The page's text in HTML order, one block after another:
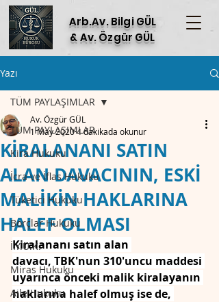
Arb.Av. Bilgi GÜL
& Av. Özgür GÜL
Yazı
TÜM PAYLAŞIMLAR
Kira Hukuku
İcra ve İflas Hukuku
Tüketici Hukuku
Borçlar Hukuku
İ.Y.U.K.
Miras Hukuku
Aile Hukuku
TÜM PAYLAŞIMLAR
KİRALANANI SATIN
ALAN DAVACININ, ESKİ
MALİKİN HAKLARINA
HALEF OLMASI
Av. Özgür GÜL
1 May 20204 dakikada okunur
Kiralananı satın alan
davacı, TBK'nun 310'uncu maddesi
uyarınca önceki malik kiralayanın
haklarına halef olmuş ise de,